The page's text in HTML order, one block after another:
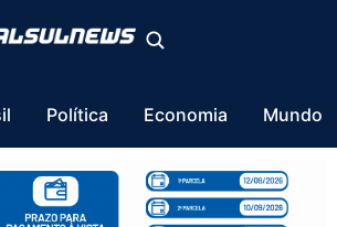
Política Economia Mundo